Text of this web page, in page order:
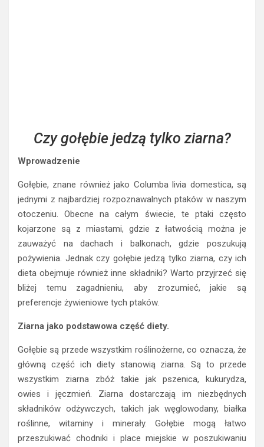
Czy gołębie jedzą tylko ziarna?
Wprowadzenie
Gołębie, znane również jako Columba livia domestica, są
jednymi z najbardziej rozpoznawalnych ptaków w naszym
otoczeniu. Obecne na całym świecie, te ptaki często
kojarzone są z miastami, gdzie z łatwością można je
zauważyć na dachach i balkonach, gdzie poszukują
pożywienia. Jednak czy gołębie jedzą tylko ziarna, czy ich
dieta obejmuje również inne składniki? Warto przyjrzeć się
bliżej temu zagadnieniu, aby zrozumieć, jakie są
preferencje żywieniowe tych ptaków.
Ziarna jako podstawowa część diety.
Gołębie są przede wszystkim roślinożerne, co oznacza, że
główną część ich diety stanowią ziarna. Są to przede
wszystkim ziarna zbóż takie jak pszenica, kukurydza,
owies i jęczmień. Ziarna dostarczają im niezbędnych
składników odżywczych, takich jak węglowodany, białka
roślinne, witaminy i minerały. Gołębie mogą łatwo
przeszukiwać chodniki i place miejskie w poszukiwaniu